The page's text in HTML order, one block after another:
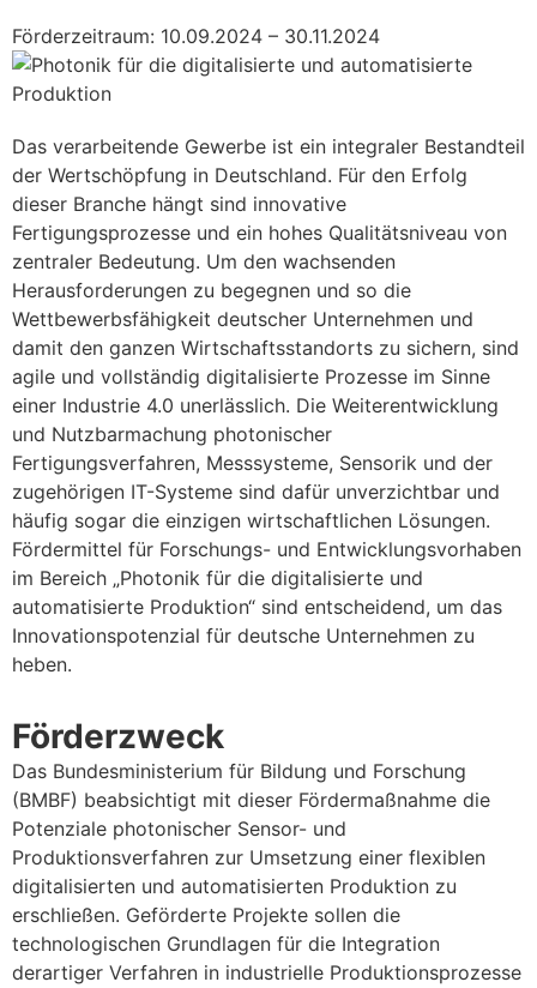
Förderzeitraum: 10.09.2024 – 30.11.2024
Das verarbeitende Gewerbe ist ein integraler Bestandteil
der Wertschöpfung in Deutschland. Für den Erfolg
dieser Branche hängt sind innovative
Fertigungsprozesse und ein hohes Qualitätsniveau von
zentraler Bedeutung. Um den wachsenden
Herausforderungen zu begegnen und so die
Wettbewerbsfähigkeit deutscher Unternehmen und
damit den ganzen Wirtschaftsstandorts zu sichern, sind
agile und vollständig digitalisierte Prozesse im Sinne
einer Industrie 4.0 unerlässlich. Die Weiterentwicklung
und Nutzbarmachung photonischer
Fertigungsverfahren, Messsysteme, Sensorik und der
zugehörigen IT-Systeme sind dafür unverzichtbar und
häufig sogar die einzigen wirtschaftlichen Lösungen.
Fördermittel für Forschungs- und Entwicklungsvorhaben
im Bereich „Photonik für die digitalisierte und
automatisierte Produktion“ sind entscheidend, um das
Innovationspotenzial für deutsche Unternehmen zu
heben.
Förderzweck
Das Bundesministerium für Bildung und Forschung
(BMBF) beabsichtigt mit dieser Fördermaßnahme die
Potenziale photonischer Sensor- und
Produktionsverfahren zur Umsetzung einer flexiblen
digitalisierten und automatisierten Produktion zu
erschließen. Geförderte Projekte sollen die
technologischen Grundlagen für die Integration
derartiger Verfahren in industrielle Produktionsprozesse